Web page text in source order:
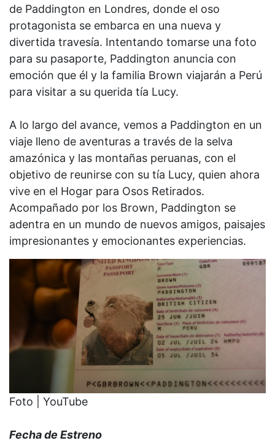
de Paddington en Londres, donde el oso
protagonista se embarca en una nueva y
divertida travesía. Intentando tomarse una foto
para su pasaporte, Paddington anuncia con
emoción que él y la familia Brown viajarán a Perú
para visitar a su querida tía Lucy.
A lo largo del avance, vemos a Paddington en un
viaje lleno de aventuras a través de la selva
amazónica y las montañas peruanas, con el
objetivo de reunirse con su tía Lucy, quien ahora
vive en el Hogar para Osos Retirados.
Acompañado por los Brown, Paddington se
adentra en un mundo de nuevos amigos, paisajes
impresionantes y emocionantes experiencias.
Foto | YouTube
Fecha de Estreno